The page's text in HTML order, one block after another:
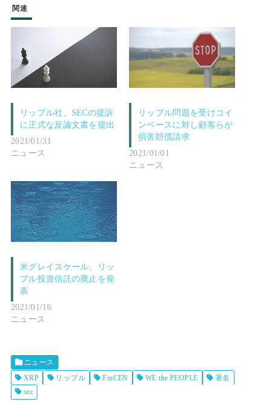
関連
リップル社、SECの提訴
に正式な反論文書を提出
2021/01/31
ニュース
リップル問題を受けコイ
ンベースに対し顧客らが
損害賠償請求
2021/01/01
ニュース
米グレイスケール、リッ
プル投資信託の廃止を発
表
2021/01/16
ニュース
ニュース
XRP
リップル FinCEN WE the PEOPLE
署名
sec